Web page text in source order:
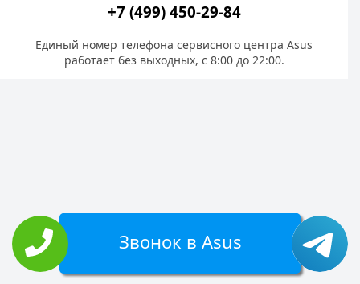
+7 (499) 450-29-84
Единый номер телефона сервисного центра Asus
работает без выходных, с 8:00 до 22:00.
Звонок в Asus